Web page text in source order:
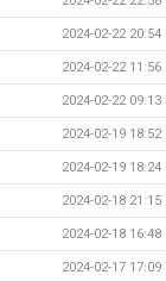
2024-02-22 20:54
2024-02-22 11:56
2024-02-22 09:13
2024-02-19 18:52
2024-02-19 18:24
2024-02-18 21:15
2024-02-18 16:48
2024-02-17 17:09